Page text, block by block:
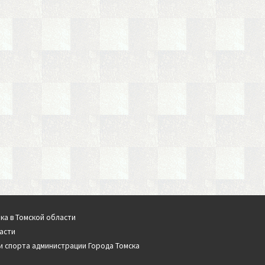
в Томской области
спорта администрации Города Томска